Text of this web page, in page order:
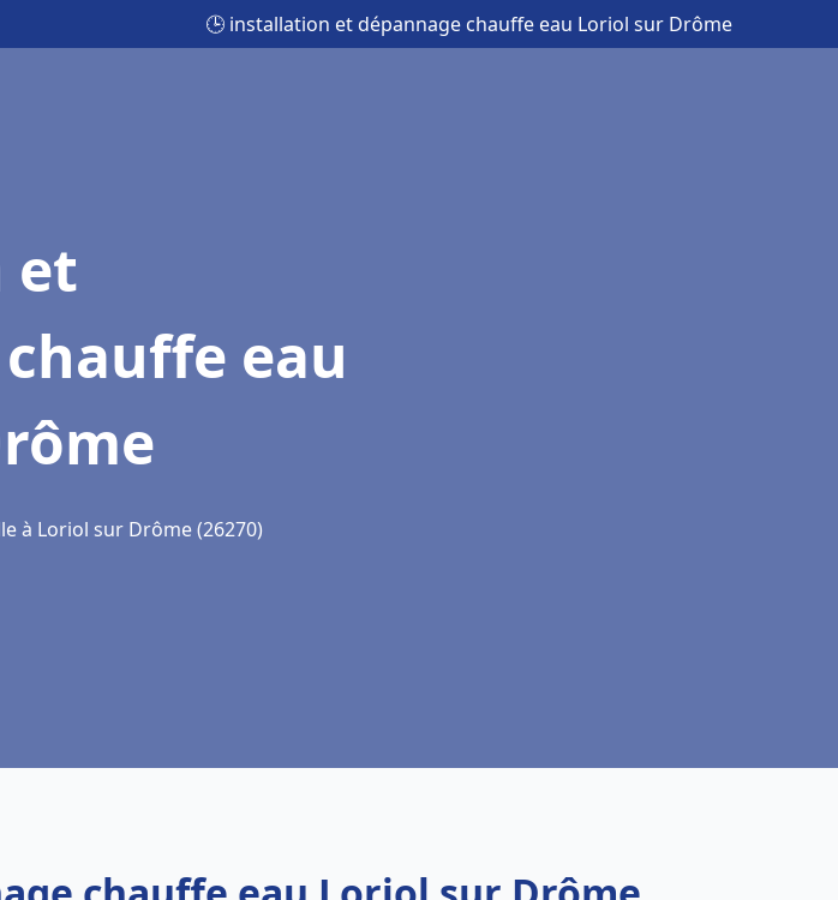
🕒 installation et dépannage chauffe eau Loriol sur Drôme
et
eau
à Loriol sur Drôme (26270)